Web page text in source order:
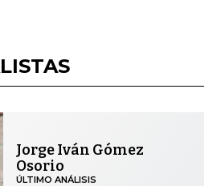
Jorge Iván Gómez
Osorio
ÚLTIMO ANÁLISIS